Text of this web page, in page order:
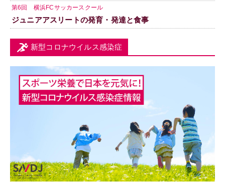
第6回 横浜FCサッカースクール
ジュニアアスリートの発育・発達と食事
新型コロナウイルス感染症